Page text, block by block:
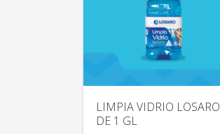
LIMPIA VIDRIO LOSARO
DE 1 GL